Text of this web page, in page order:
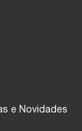
e Novidades